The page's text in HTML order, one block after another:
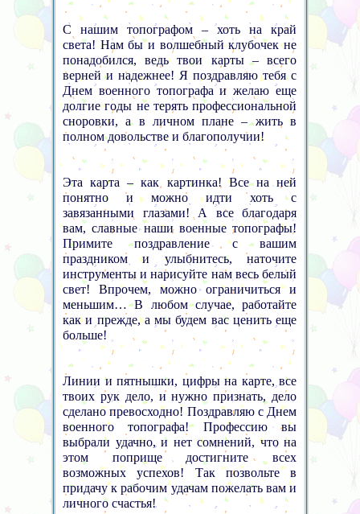
С нашим топографом – хоть на край
света! Нам бы и волшебный клубочек не
понадобился, ведь твои карты – всего
верней и надежнее! Я поздравляю тебя с
Днем военного топографа и желаю еще
долгие годы не терять профессиональной
сноровки, а в личном плане – жить в
полном довольстве и благополучии!
Эта карта – как картинка! Все на ней
понятно и можно идти хоть с
завязанными глазами! А все благодаря
вам, славные наши военные топографы!
Примите поздравление с вашим
праздником и улыбнитесь, наточите
инструменты и нарисуйте нам весь белый
свет! Впрочем, можно ограничиться и
меньшим… В любом случае, работайте
как и прежде, а мы будем вас ценить еще
больше!
Линии и пятнышки, цифры на карте, все
твоих рук дело, и нужно признать, дело
сделано превосходно! Поздравляю с Днем
военного топографа! Профессию вы
выбрали удачно, и нет сомнений, что на
этом поприще достигните всех
возможных успехов! Так позвольте в
придачу к рабочим удачам пожелать вам и
личного счастья!